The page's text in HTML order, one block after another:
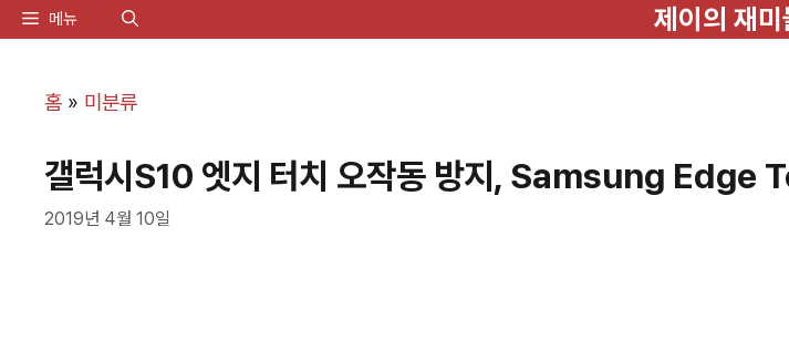
제이의 재미
메뉴
홈 » 미분류
갤럭시S10 엣지 터치 오작동 방지, Samsung Edge
2019년 4월 10일